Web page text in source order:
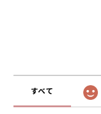
すべて